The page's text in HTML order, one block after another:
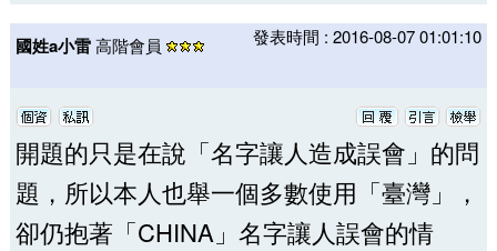
國姓a小雷高階會員 發表時間 : 2016-08-07 01:01:10
開題的只是在說「名字讓人造成誤會」的問
題，所以本人也舉一個多數使用「臺灣」，
卻仍抱著「CHINA」名字讓人誤會的情